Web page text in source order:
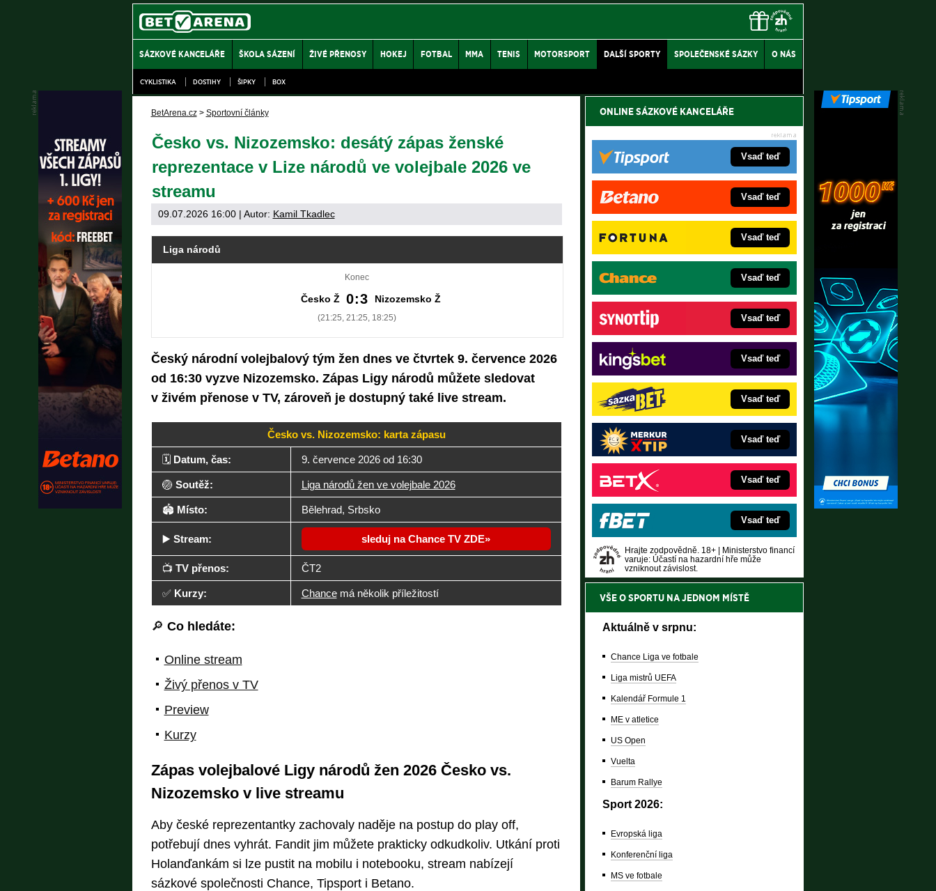
SÁZKOVÉ KANCELÁŘE ŠKOLA SÁZENÍ ŽIVÉ PŘENOSY HOKEJ FOTBAL MMA TENIS MOTORSPORT DALŠÍ SPORTY SPOLEČENSKÉ SÁZKY O NÁS
CYKLISTIKA DOSTIHY ŠIPKY BOX
BetArena.cz > Sportovní články
Česko vs. Nizozemsko: desátý zápas ženské
reprezentace v Lize národů ve volejbale 2026 ve
streamu
09.07.2026 16:00| Autor: Kamil Tkadlec
Liga národů
Konec
Česko Ž 0:3 Nizozemsko Ž
(21:25, 21:25, 18:25)
Český národní volejbalový tým žen dnes ve čtvrtek 9. července 2026
od 16:30 vyzve Nizozemsko. Zápas Ligy národů můžete sledovat
v živém přenose v TV, zároveň je dostupný také live stream.
Česko vs. Nizozemsko: karta zápasu
🗓️ Datum, čas: 9. července 2026 od 16:30
🏐 Soutěž: Liga národů žen ve volejbale 2026
🏟️ Místo: Bělehrad, Srbsko
▶️ Stream: sleduj na Chance TV ZDE
📺 TV přenos: ČT2
✅ Kurzy: Chancemá několik příležitostí
🔎 Co hledáte:
Online stream
Živý přenos v TV
Preview
Kurzy
Zápas volejbalové Ligy národů žen 2026 Česko vs.
Nizozemsko v live streamu
Aby české reprezentantky zachovaly naděje na postup do play off,
potřebují dnes vyhrát. Fandit jim můžete prakticky odkudkoliv. Utkání proti
Holanďankám si lze pustit na mobilu i notebooku, stream nabízejí
sázkové společnosti Chance, Tipsport i Betano.
ONLINE SÁZKOVÉ KANCELÁŘE
Vsaď teď
Vsaď teď
Vsaď teď
Vsaď teď
Vsaď teď
Vsaď teď
Vsaď teď
Vsaď teď
Vsaď teď
Vsaď teď
Hrajte zodpovědně. 18+ | Ministerstvo financí
varuje: Účastí na hazardní hře může
vzniknout závislost.
VŠE O SPORTU NA JEDNOM MÍSTĚ
Aktuálně v srpnu:
Chance Liga ve fotbale
Liga mistrů UEFA
Kalendář Formule 1
ME v atletice
US Open
Vuelta
Barum Rallye
Sport 2026:
Evropská liga
Konferenční liga
MS ve fotbale